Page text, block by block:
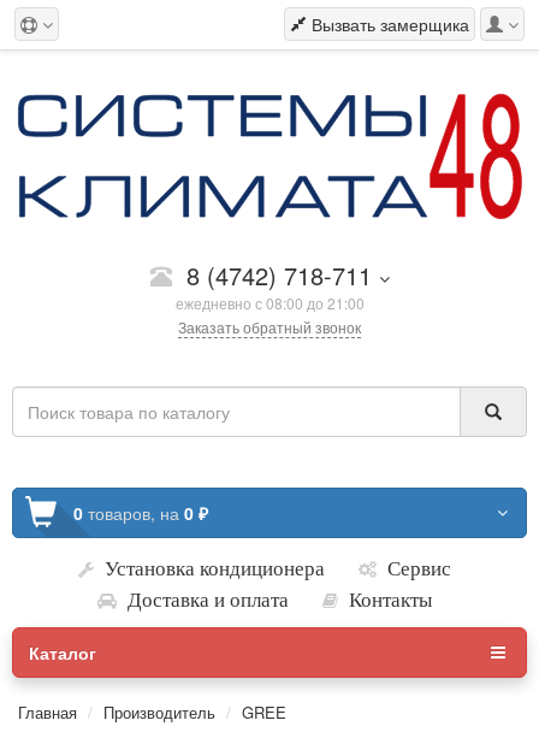
Вызвать замерщика
8 (4742) 718-711
ежедневно с 08:00 до 21:00
Заказать обратный звонок
0 товаров, на 0 ₽
Установка кондиционера
Сервис
Доставка и оплата
Контакты
Каталог
Главная Производитель GREE